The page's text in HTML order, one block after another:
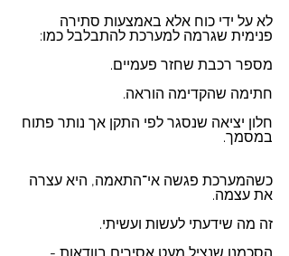
לא על ידי כוח אלא באמצעות סתירה
פנימית שגרמה למערכת להתבלבל כמו:
מספר רכבת שחזר פעמיים.
חתימה שהקדימה הוראה.
חלון יציאה שנסגר לפי התקן אך נותר פתוח
במסמך.
כשהמערכת פגשה אי־התאמה, היא עצרה
את עצמה.
זה מה שידעתי לעשות ועשיתי.